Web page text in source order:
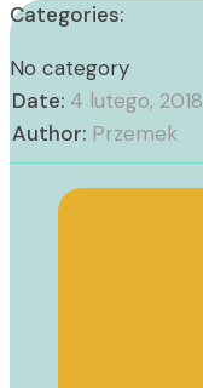
Categories:
No category
Date: 4 lutego, 2018
Author: Przemek